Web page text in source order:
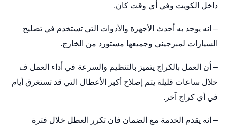
داخل الكويت وفي أي وقت كان.
– انه يوجد به أحدث الأجهزة والأدوات التي تستخدم في تصليح
السيارات لمبرجيني وجميعها مستورد من الخارج.
– أن العمل بالكراج يتميز بالتنظيم والسرعة في أداء العمل ف
خلال ساعات قليلة يتم إصلاح أكبر الأعطال التي قد تستغرق أيام
في أي كراج آخر.
– انه يقدم الخدمة مع الضمان فان تكرر العطل خلال فترة